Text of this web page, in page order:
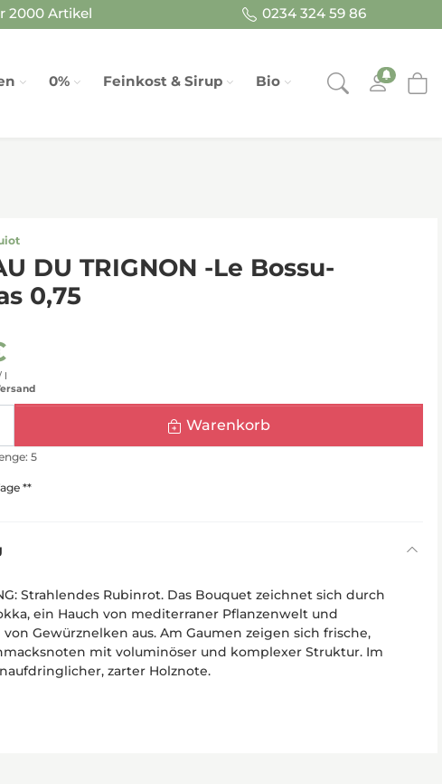
2000 Artikel 0234 324 59 86
0% Feinkost & Sirup Bio
DU TRIGNON -Le Bossu-
0,75
l
Warenkorb
5
**
Strahlendes Rubinrot. Das Bouquet zeichnet sich durch
ein Hauch von mediterraner Pflanzenwelt und
Gewürznelken aus. Am Gaumen zeigen sich frische,
mit voluminöser und komplexer Struktur. Im
zarter Holznote.